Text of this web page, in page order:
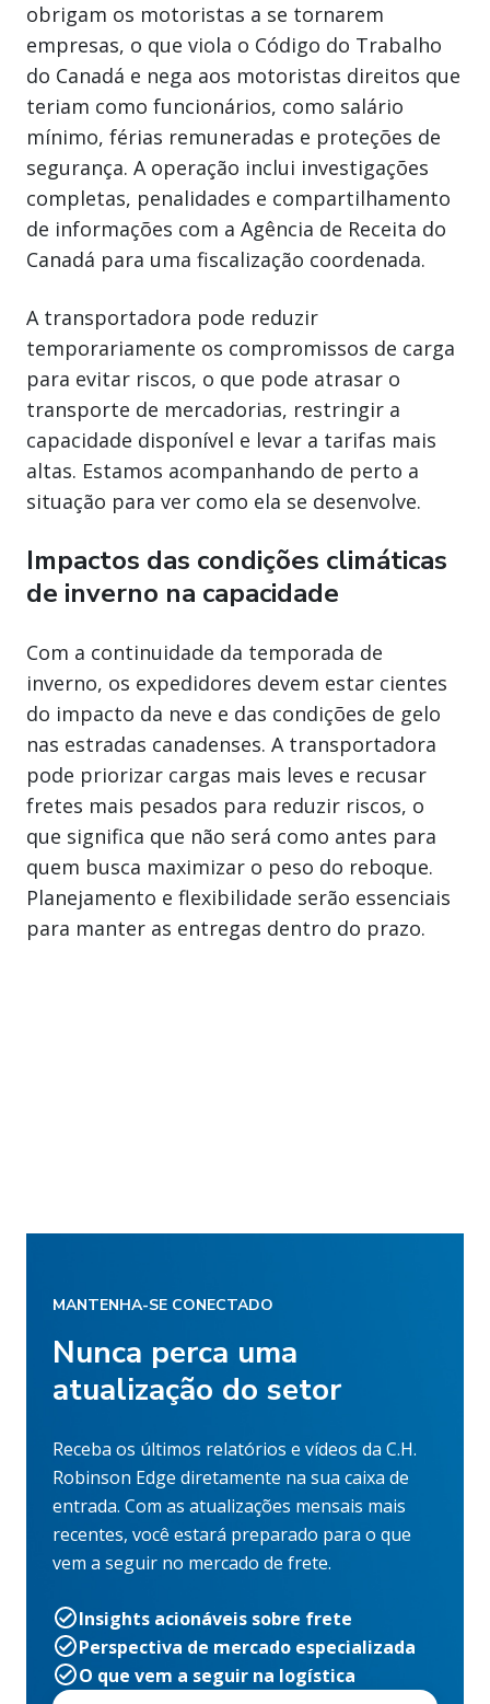
obrigam os motoristas a se tornarem
empresas, o que viola o Código do Trabalho
do Canadá e nega aos motoristas direitos que
teriam como funcionários, como salário
mínimo, férias remuneradas e proteções de
segurança. A operação inclui investigações
completas, penalidades e compartilhamento
de informações com a Agência de Receita do
Canadá para uma fiscalização coordenada.
A transportadora pode reduzir
temporariamente os compromissos de carga
para evitar riscos, o que pode atrasar o
transporte de mercadorias, restringir a
capacidade disponível e levar a tarifas mais
altas. Estamos acompanhando de perto a
situação para ver como ela se desenvolve.
Impactos das condições climáticas
de inverno na capacidade
Com a continuidade da temporada de
inverno, os expedidores devem estar cientes
do impacto da neve e das condições de gelo
nas estradas canadenses. A transportadora
pode priorizar cargas mais leves e recusar
fretes mais pesados para reduzir riscos, o
que significa que não será como antes para
quem busca maximizar o peso do reboque.
Planejamento e flexibilidade serão essenciais
para manter as entregas dentro do prazo.
MANTENHA-SE CONECTADO
Nunca perca uma
atualização do setor
Receba os últimos relatórios e vídeos da C.H.
Robinson Edge diretamente na sua caixa de
entrada. Com as atualizações mensais mais
recentes, você estará preparado para o que
vem a seguir no mercado de frete.
Insights acionáveis sobre frete
Perspectiva de mercado especializada
O que vem a seguir na logística